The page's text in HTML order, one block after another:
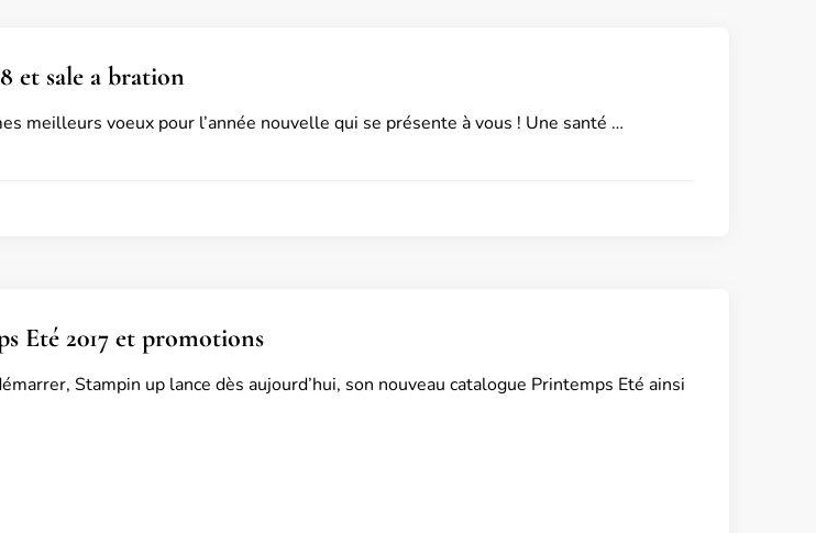
et sale a bration
meilleurs voeux pour l’année nouvelle qui se présente à vous ! Une santé …
Eté 2017 et promotions
Stampin up lance dès aujourd’hui, son nouveau catalogue Printemps Eté ainsi